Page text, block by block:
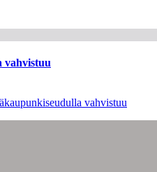
vahvistuu
vahvistuu